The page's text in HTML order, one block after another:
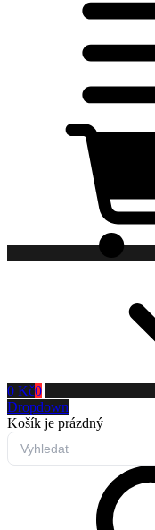
0 Kč0
Dropdown
Košík je prázdný